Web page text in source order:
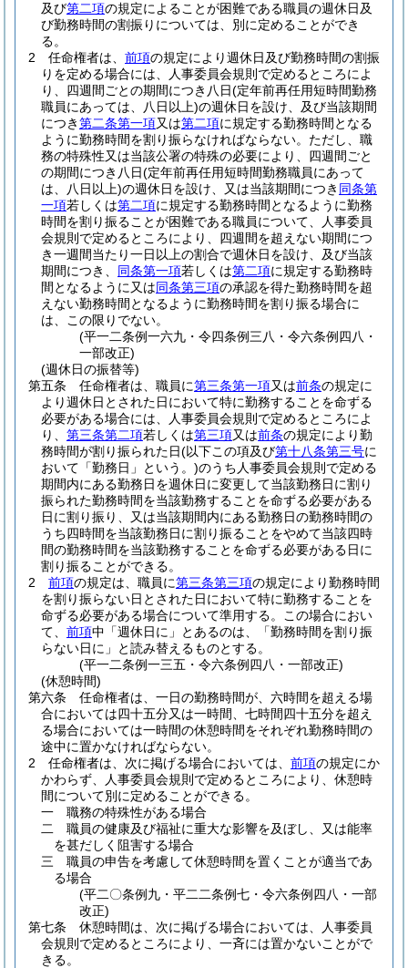
及び第二項の規定によることが困難である職員の週休日及
び勤務時間の割振りについては、別に定めることができ
る。
2
任命権者は、 前項の規定により週休日及び勤務時間の割振
りを定める場合には、人事委員会規則で定めるところによ
り、四週間ごとの期間につき八日(定年前再任用短時間勤務
職員にあっては、八日以上)の週休日を設け、及び当該期間
につき第二条第一項又は第二項に規定する勤務時間となる
ように勤務時間を割り振らなければならない。 ただし、職
務の特殊性又は当該公署の特殊の必要により、四週間ごと
の期間につき八日(定年前再任用短時間勤務職員にあって
は、八日以上)の週休日を設け、又は当該期間につき 同条第
一項若しくは第二項に規定する勤務時間となるように勤務
時間を割り振ることが困難である職員について、人事委員
会規則で定めるところにより、四週間を超えない期間につ
き一週間当たり一日以上の割合で週休日を設け、及び当該
期間につき、 同条第一項若しくは第二項に規定する勤務時
間となるように又は同条第三項の承認を得た勤務時間を超
えない勤務時間となるように勤務時間を割り振る場合に
は、この限りでない。
(平一二条例一六九・令四条例三八・令六条例四八・
一部改正)
(週休日の振替等)
第五条
任命権者は、職員に第三条第一項又は前条の規定に
より週休日とされた日において特に勤務することを命ずる
必要がある場合には、人事委員会規則で定めるところによ
り、 第三条第二項若しくは第三項又は前条の規定により勤
務時間が割り振られた日(以下この項及び第十八条第三号に
おいて「勤務日」という。)のうち人事委員会規則で定める
期間内にある勤務日を週休日に変更して当該勤務日に割り
振られた勤務時間を当該勤務することを命ずる必要がある
日に割り振り、又は当該期間内にある勤務日の勤務時間の
うち四時間を当該勤務日に割り振ることをやめて当該四時
間の勤務時間を当該勤務することを命ずる必要がある日に
割り振ることができる。
2
前項の規定は、職員に第三条第三項の規定により勤務時間
を割り振らない日とされた日において特に勤務することを
命ずる必要がある場合について準用する。
この場合におい
て、 前項中「週休日に」とあるのは、「勤務時間を割り振
らない日に」と読み替えるものとする。
(平一二条例一三五・令六条例四八・一部改正)
(休憩時間)
第六条
任命権者は、一日の勤務時間が、六時間を超える場
合においては四十五分又は一時間、七時間四十五分を超え
る場合においては一時間の休憩時間をそれぞれ勤務時間の
途中に置かなければならない。
2
任命権者は、次に掲げる場合においては、 前項の規定にか
かわらず、人事委員会規則で定めるところにより、休憩時
間について別に定めることができる。
一
職務の特殊性がある場合
二
職員の健康及び福祉に重大な影響を及ぼし、又は能率
を甚だしく阻害する場合
三
職員の申告を考慮して休憩時間を置くことが適当であ
る場合
(平二〇条例九・平二二条例七・令六条例四八・一部
改正)
第七条
休憩時間は、次に掲げる場合においては、人事委員
会規則で定めるところにより、一斉には置かないことがで
きる。